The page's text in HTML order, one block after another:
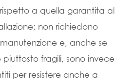
a quella garantita al
non richiedono
e, anche se
piuttosto fragili, sono invece
per resistere anche a